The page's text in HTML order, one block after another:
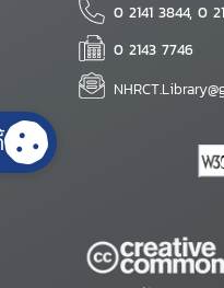
0 2141 3844, 0
0 2143 7746